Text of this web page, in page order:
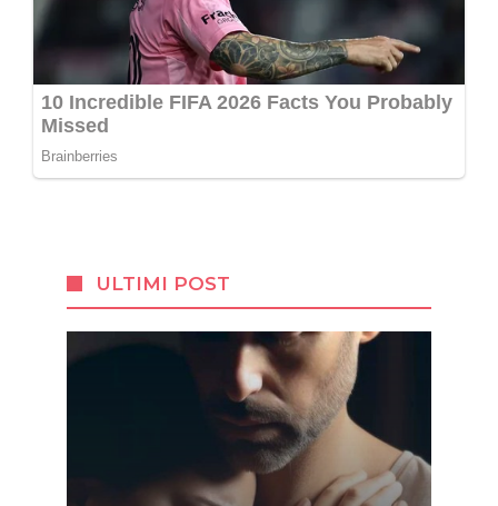
ULTIMI POST